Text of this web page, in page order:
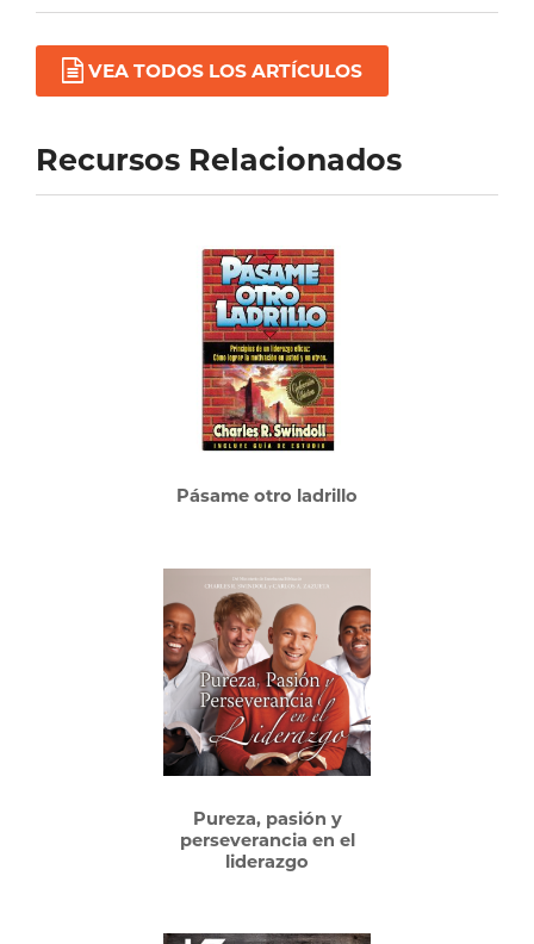
VEA TODOS LOS ARTÍCULOS
Recursos Relacionados
Pásame otro ladrillo
Pureza, pasión y
perseverancia en el
liderazgo